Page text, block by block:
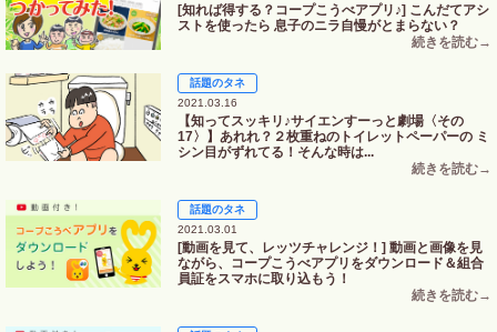
[知れば得する？コープこうべアプリ♪] こんだてアシ
ストを使ったら 息子のニラ自慢がとまらない？
話題のタネ
2021.03.16
【知ってスッキリ♪サイエンすーっと劇場〈その
17〉】あれれ？２枚重ねのトイレットペーパーの ミ
シン目がずれてる！そんな時は...
話題のタネ
2021.03.01
[動画を見て、レッツチャレンジ！] 動画と画像を見
ながら、コープこうべアプリをダウンロード＆組合
員証をスマホに取り込もう！